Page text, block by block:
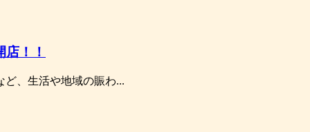
！！
ど、生活や地域の賑わ...